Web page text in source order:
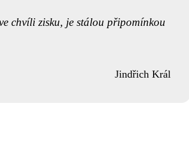
chvíli zisku, je stálou připomínkou
Jindřich Král